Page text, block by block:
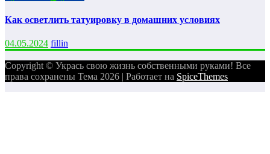
Как осветлить татуировку в домашних условиях
04.05.2024 fillin
Copyright © Укрась свою жизнь собственными руками! Все
права сохранены Тема 2026 | Работает на SpiceThemes